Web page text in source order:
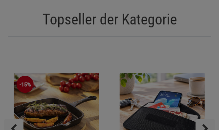
Topseller der Kategorie
-15%